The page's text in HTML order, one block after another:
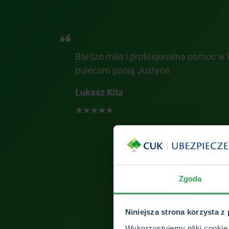
Zgoda
Niniejsza strona korzysta z
Bardzo miła i profesjonalna pomoc w
polecam panią Justyne
Łukasz Kita